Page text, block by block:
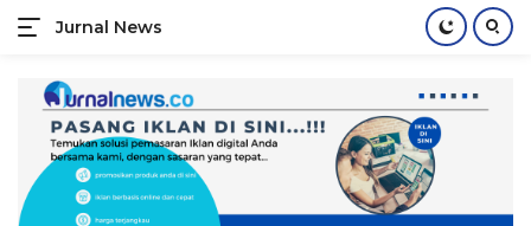
konten
Jurnal News
Jendela
Rakyat